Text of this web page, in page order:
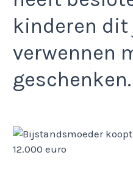
kinderen
verwennen
geschenken.